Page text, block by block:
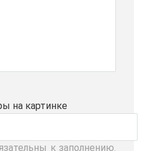
на кар­тин­ке
к за­пол­не­нию.